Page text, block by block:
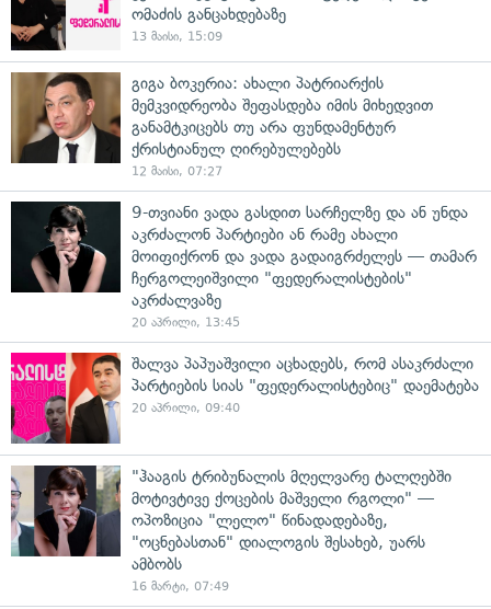
ომაძის განცახდებაზე
13 მაისი, 15:09
გიგა ბოკერია: ახალი პატრიარქის
მემკვიდრეობა შეფასდება იმის მიხედვით
განამტკიცებს თუ არა ფუნდამენტურ
ქრისტიანულ ღირებულებებს
12 მაისი, 07:27
9-თვიანი ვადა გასდით სარჩელზე და ან უნდა
აკრძალონ პარტიები ან რამე ახალი
მოიფიქრონ და ვადა გადაიგრძელეს — თამარ
ჩერგოლეიშვილი "ფედერალისტების"
აკრძალვაზე
20 აპრილი, 13:45
შალვა პაპუაშვილი აცხადებს, რომ ასაკრძალი
პარტიების სიას "ფედერალისტებიც" დაემატება
20 აპრილი, 09:40
"ჰააგის ტრიბუნალის მღელვარე ტალღებში
მოტივტივე ქოცების მაშველი რგოლი" —
ოპოზიცია "ლელო" წინადადებაზე,
"ოცნებასთან" დიალოგის შესახებ, უარს
ამბობს
16 მარტი, 07:49